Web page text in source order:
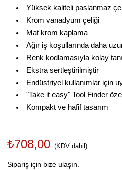
Yüksek kaliteli paslanmaz
Krom vanadyum çeliği
Mat krom kaplama
Ağır iş koşullarında daha
Renk kodlamasıyla kolay
Ekstra sertleştirilmiştir
Endüstriyel kullanımlar için
"Take it easy" Tool Finder
Kompakt ve hafif tasarım
₺708,00 (KDV dahil)
Sipariş için bize ulaşın.